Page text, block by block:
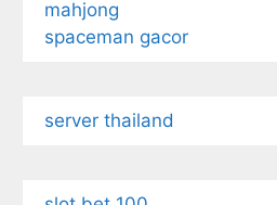
mahjong
spaceman gacor
server thailand